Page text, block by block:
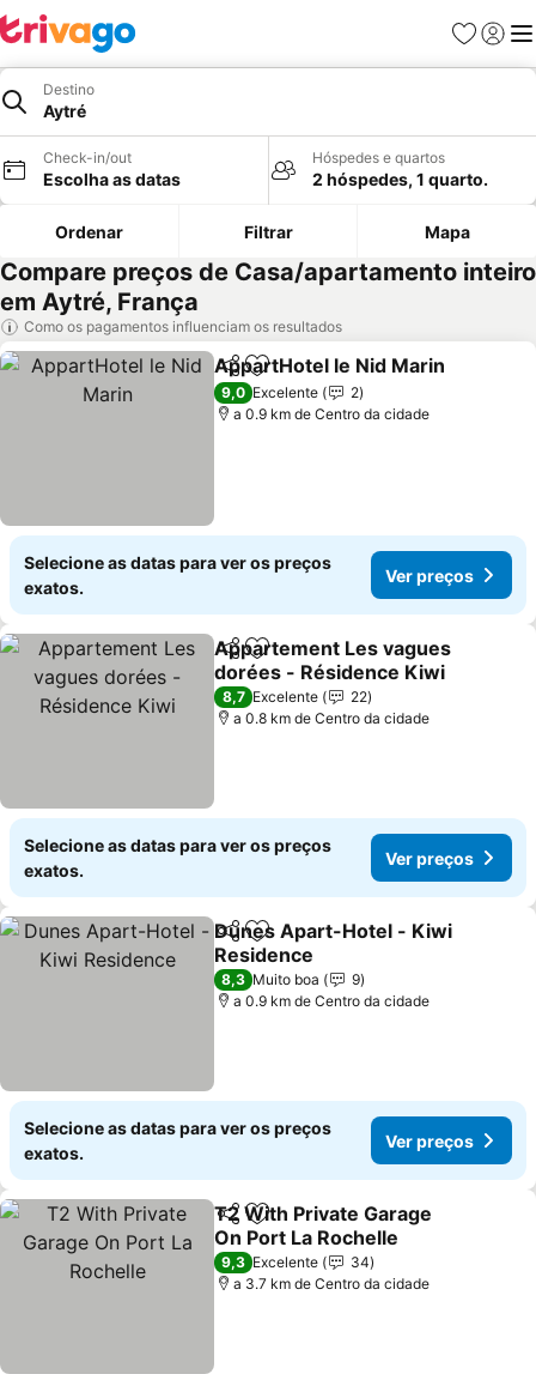
Favoritos
Iniciar
Destino
Aytré
Check-in/out
Escolha as datas
Hóspedes e quartos
2 hóspedes, 1 quarto.
Ordenar Filtrar Mapa
Compare preços de Casa/apartamento inteiro
em Aytré, França
Como os pagamentos influenciam os resultados
PartilharAdicionar aos favoritos
AppartHotel le Nid Marin
9,0 Excelente
2
a 0.9 km de Centro da cidade
Selecione as datas para ver os preços
exatos.
Ver preços
PartilharAdicionar aos favoritos
Appartement Les vagues
dorées - Résidence Kiwi
Ver preços
8,7 Excelente
22
a 0.8 km de Centro da cidade
Selecione as datas para ver os preços
exatos.
Ver preços
PartilharAdicionar aos favoritos
Dunes Apart-Hotel - Kiwi
Residence
Ver preços
8,3 Muito boa
9
a 0.9 km de Centro da cidade
Selecione as datas para ver os preços
exatos.
Ver preços
PartilharAdicionar aos favoritos
T2 With Private Garage
On Port La Rochelle
Ver preços
9,3 Excelente
34
a 3.7 km de Centro da cidade